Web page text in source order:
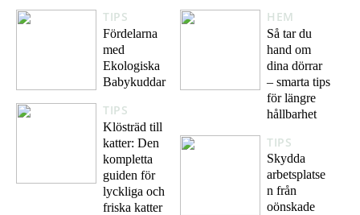
TIPS
Fördelarna
med
Ekologiska
Babykuddar
TIPS
Klösträd till
katter: Den
kompletta
guiden för
lyckliga och
friska katter
HEM
Så tar du
hand om
dina dörrar
– smarta tips
för längre
hållbarhet
TIPS
Skydda
arbetsplatse
n från
oönskade